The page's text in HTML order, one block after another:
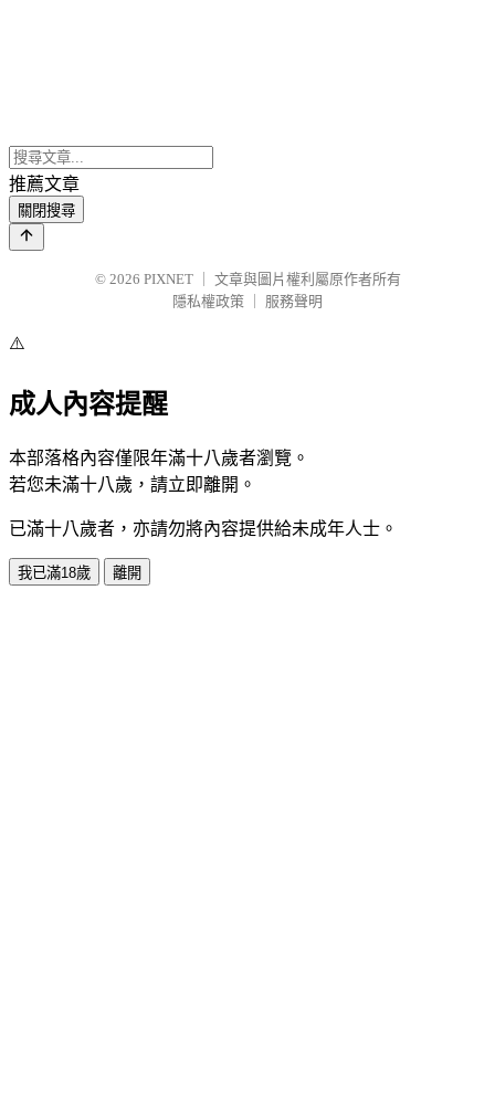
推薦文章
關閉搜尋
© 2026 PIXNET
文章與圖片權利屬原作者所有
隱私權政策
服務聲明
⚠️
成人內容提醒
本部落格內容僅限年滿十八歲者瀏覽。
若您未滿十八歲，請立即離開。
已滿十八歲者，亦請勿將內容提供給未成年人士。
我已滿18歲 離開